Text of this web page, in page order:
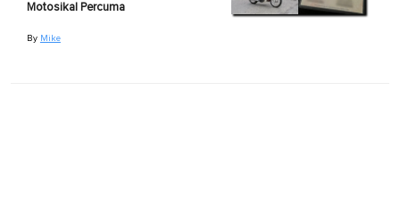
Motosikal Percuma
By Mike